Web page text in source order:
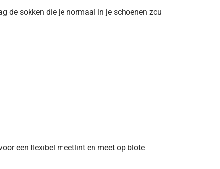
de sokken die je normaal in je schoenen zou
een flexibel meetlint en meet op blote